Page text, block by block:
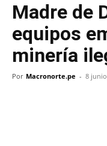
Madre de
equipos
minería
Por Macronorte.pe - 8